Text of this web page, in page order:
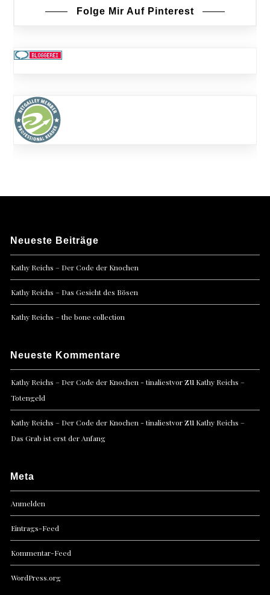
Folge Mir Auf Pinterest
Neueste Beiträge
Kathy Reichs – Der Code der Knochen
Kathy Reichs – Das Gesicht des Bösen
Kathy Reichs – the bone collection
Neueste Kommentare
Kathy Reichs – Der Code der Knochen - tinaliestvorzu Kathy Reichs –
Totengeld
Kathy Reichs – Der Code der Knochen - tinaliestvorzu Kathy Reichs –
Das Grab ist erst der Anfang
Meta
Anmelden
Eintrags-Feed
Kommentar-Feed
WordPress.org